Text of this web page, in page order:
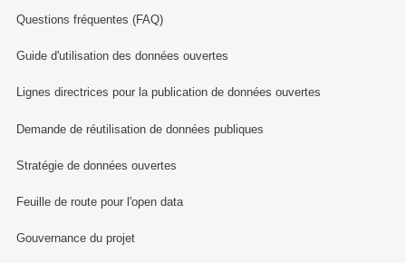
Questions fréquentes (FAQ)
Guide d'utilisation des données ouvertes
Lignes directrices pour la publication de données ouvertes
Demande de réutilisation de données publiques
Stratégie de données ouvertes
Feuille de route pour l'open data
Gouvernance du projet